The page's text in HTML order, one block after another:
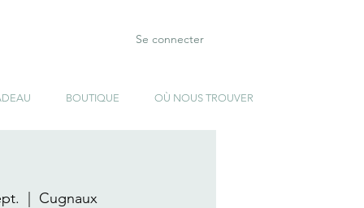
Se connecter
BOUTIQUE OÙ NOUS TROUVER
  |
Cugnaux